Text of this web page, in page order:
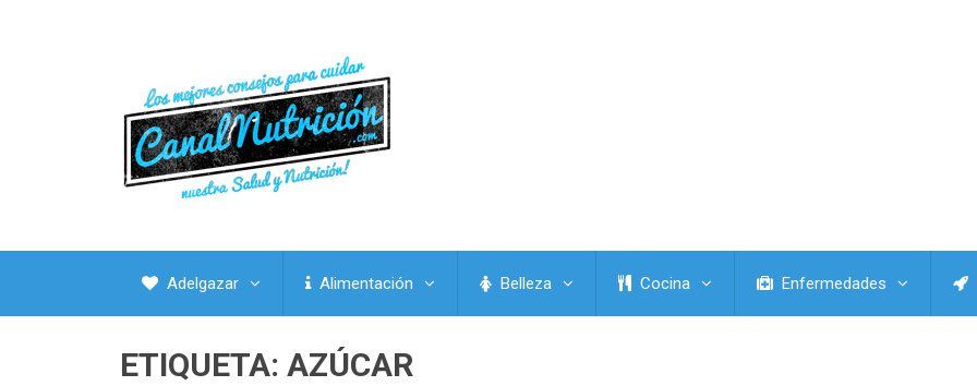
Adelgazar Alimentación Belleza Cocina Enfermedades
ETIQUETA: AZÚCAR